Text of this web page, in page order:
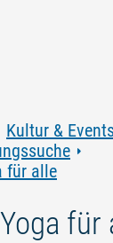
Kultur & Events
für alle
für